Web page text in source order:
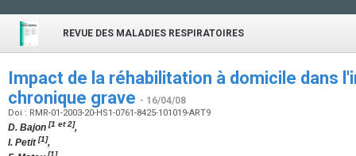
REVUE DES MALADIES RESPIRATOIRES
Impact de la réhabilitation à domicile dans
chronique grave - 16/04/08
Doi : RMR-01-2003-20-HS1-0761-8425-101019-ART9
D. Bajon [1 et 2],
I. Petit[1],
[1]